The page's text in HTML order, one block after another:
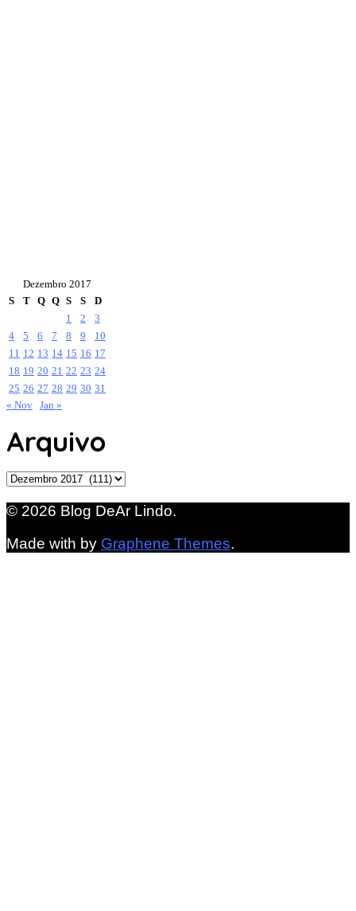
Dezembro 2017
S
T Q Q S S
D
1
2
3
4
5 6 7 8 9
10
11 12 13 14 15 16 17
18 19 20 21 22 23 24
25 26 27 28 29 30 31
« Nov Jan »
Arquivo
Arquivo
© 2026 Blog DeAr Lindo.
Made with by Graphene Themes.